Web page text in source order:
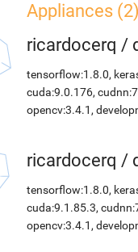
Appliances (2)
ricardocerq /
tensorflow:1.8.0,
cuda:9.0.176,
opencv:3.4.1,
ricardocerq /
tensorflow:1.8.0,
cuda:9.1.85.3,
opencv:3.4.1,